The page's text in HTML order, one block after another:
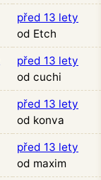
před 13 lety
od Etch
před 13 lety
od cuchi
před 13 lety
od konva
před 13 lety
od maxim